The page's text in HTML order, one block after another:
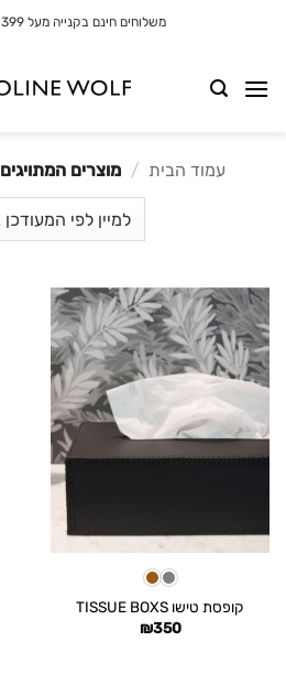
משלוחים חינם בקנייה מעל 399 ש"ח לא כולל ריהוט
עמוד הבית / מוצרים
קופסת טישו TISSUE BOXS
₪350